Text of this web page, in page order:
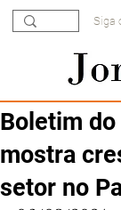
Siga
Boletim
mostra
setor no